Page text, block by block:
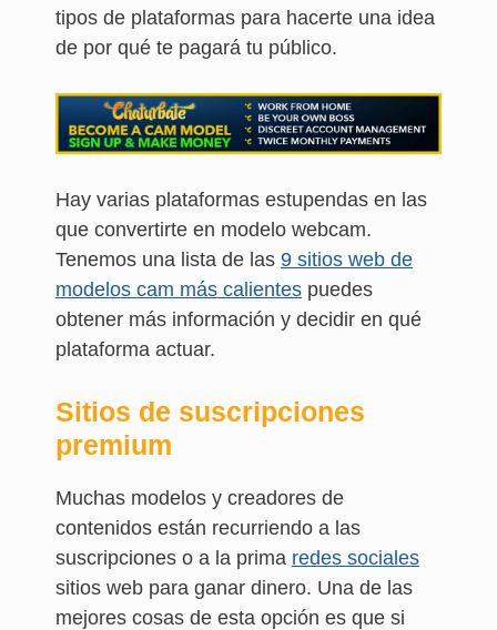
tipos de plataformas para hacerte una idea
de por qué te pagará tu público.
Hay varias plataformas estupendas en las
que convertirte en modelo webcam.
Tenemos una lista de las 9 sitios web de
modelos cam más calientes puedes
obtener más información y decidir en qué
plataforma actuar.
Sitios de suscripciones
premium
Muchas modelos y creadores de
contenidos están recurriendo a las
suscripciones o a la prima redes sociales
sitios web para ganar dinero. Una de las
mejores cosas de esta opción es que si